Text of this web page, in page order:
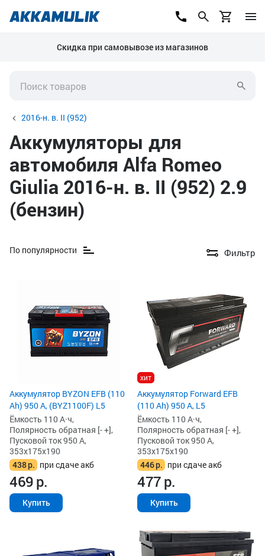
Скидка при самовывозе из магазинов
2016-н. в. II (952)
Аккумуляторы для
автомобиля Alfa Romeo
Giulia 2016-н. в. II (952) 2.9
(бензин)
По популярности Фильтр
Аккумулятор BYZON EFB (110
Ah) 950 А, (BYZ1100F) L5
Ёмкость 110 А·ч,
Полярность обратная [- +],
Пусковой ток 950 А,
353x175x190
438р. при сдаче акб
469р.
Купить
хит
Аккумулятор Forward EFB
(110 Ah) 950 А, L5
Ёмкость 110 А·ч,
Полярность обратная [- +],
Пусковой ток 950 А,
353x175x190
446р. при сдаче акб
477р.
Купить